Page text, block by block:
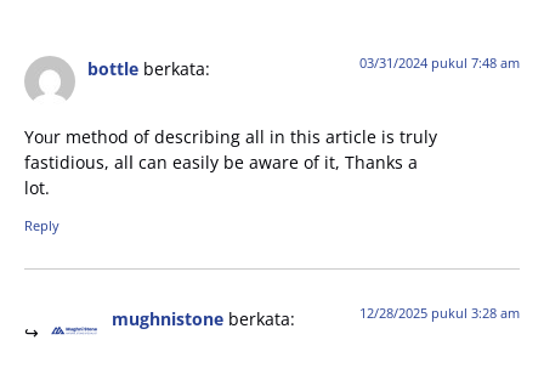
bottle berkata: 03/31/2024 pukul 7:48 am
Yoᥙr method of deѕcribing all in this article is truly
fastidious, alⅼ can easily be aware of it, Thanks a
lot.
Reply
mughnistone berkata: 12/28/2025 pukul 3:28 am